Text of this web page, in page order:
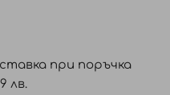
при поръчка
лв.